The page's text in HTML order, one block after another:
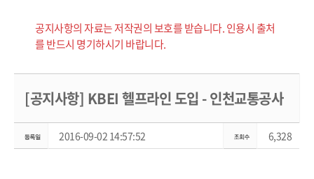
공지사항의 자료는 저작권의 보호를 받습니다. 인용시 출처
를 반드시 명기하시기 바랍니다.
[공지사항] KBEI 헬프라인 도입 - 인천교통공사
2016-09-02 14:57:52 6,328